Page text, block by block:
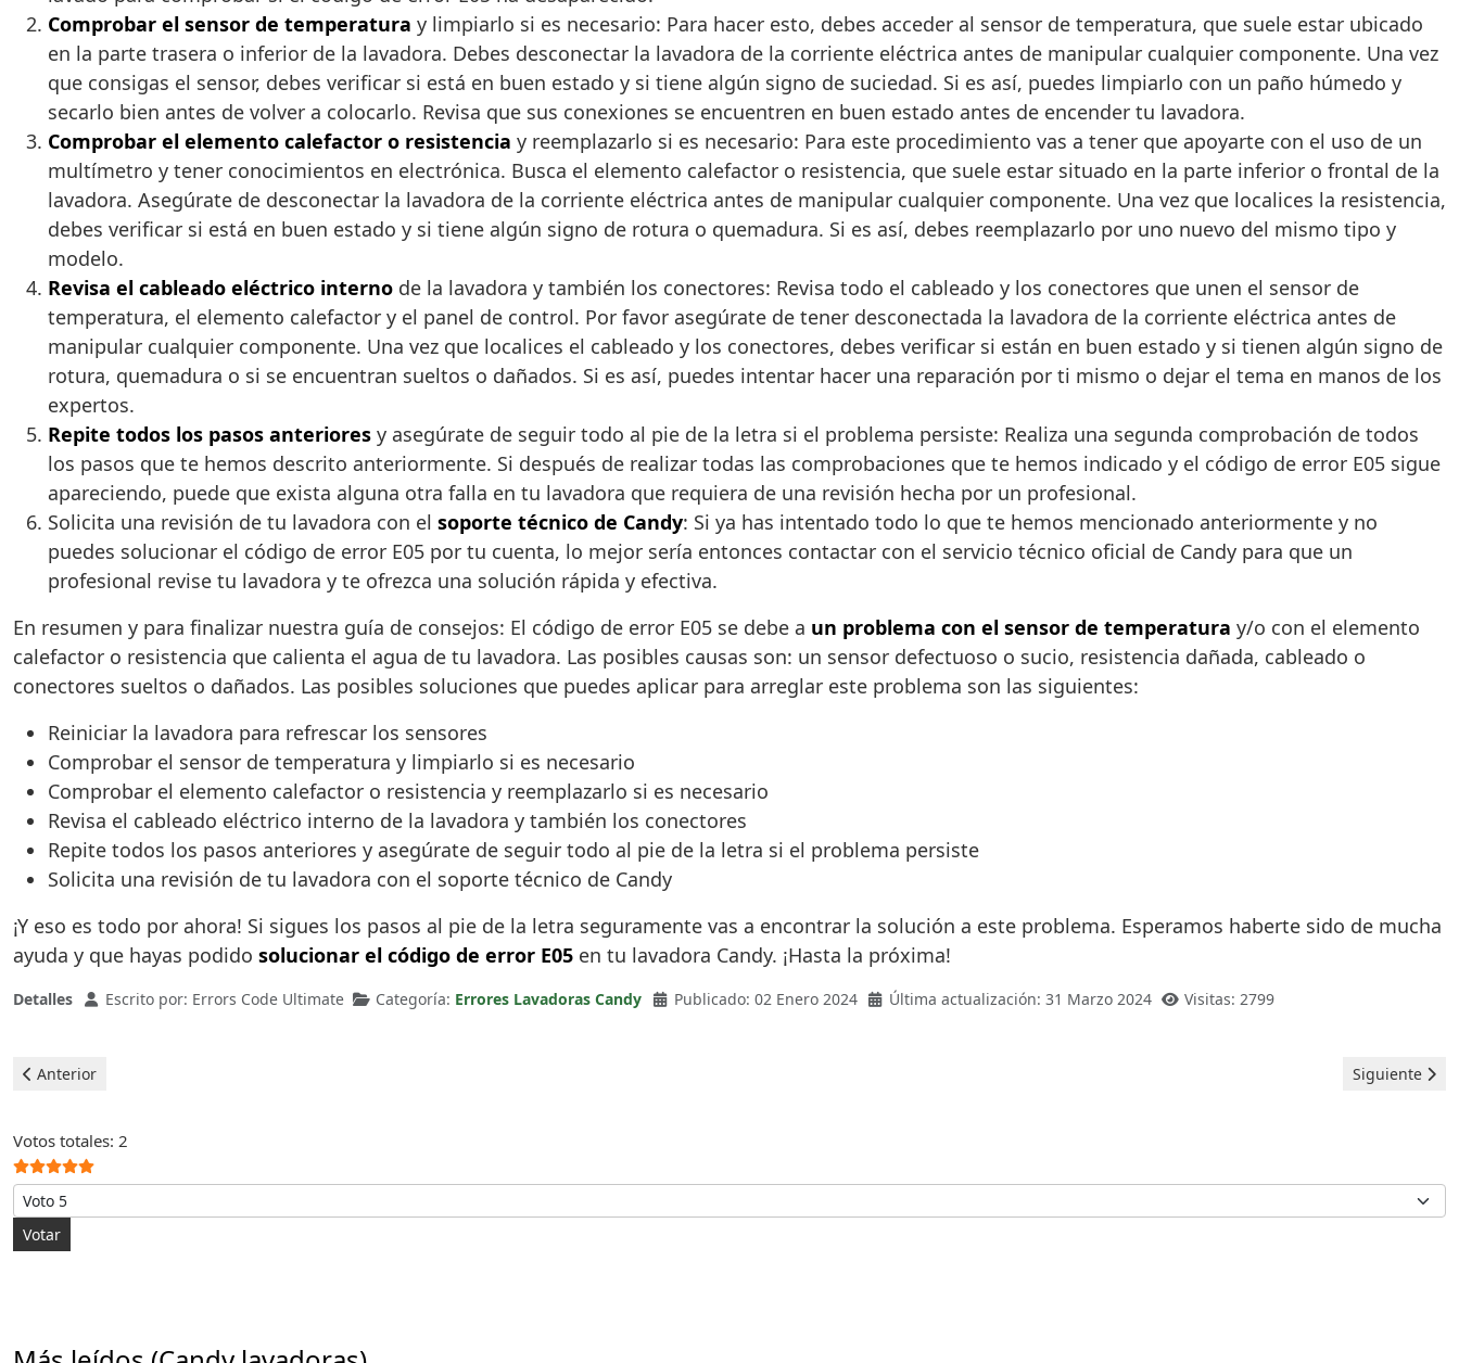
Comprobar el sensor de temperatura y limpiarlo si es necesario: Para hacer esto, debes acceder al sensor de temperatura, que suele estar ubicado
en la parte trasera o inferior de la lavadora. Debes desconectar la lavadora de la corriente eléctrica antes de manipular cualquier componente. Una vez
que consigas el sensor, debes verificar si está en buen estado y si tiene algún signo de suciedad. Si es así, puedes limpiarlo con un paño húmedo y
secarlo bien antes de volver a colocarlo. Revisa que sus conexiones se encuentren en buen estado antes de encender tu lavadora.
Comprobar el elemento calefactor o resistencia y reemplazarlo si es necesario: Para este procedimiento vas a tener que apoyarte con el uso de un
multímetro y tener conocimientos en electrónica. Busca el elemento calefactor o resistencia, que suele estar situado en la parte inferior o frontal de la
lavadora. Asegúrate de desconectar la lavadora de la corriente eléctrica antes de manipular cualquier componente. Una vez que localices la resistencia,
debes verificar si está en buen estado y si tiene algún signo de rotura o quemadura. Si es así, debes reemplazarlo por uno nuevo del mismo tipo y
modelo.
Revisa el cableado eléctrico interno de la lavadora y también los conectores: Revisa todo el cableado y los conectores que unen el sensor de
temperatura, el elemento calefactor y el panel de control. Por favor asegúrate de tener desconectada la lavadora de la corriente eléctrica antes de
manipular cualquier componente. Una vez que localices el cableado y los conectores, debes verificar si están en buen estado y si tienen algún signo de
rotura, quemadura o si se encuentran sueltos o dañados. Si es así, puedes intentar hacer una reparación por ti mismo o dejar el tema en manos de los
expertos.
Repite todos los pasos anteriores y asegúrate de seguir todo al pie de la letra si el problema persiste: Realiza una segunda comprobación de todos
los pasos que te hemos descrito anteriormente. Si después de realizar todas las comprobaciones que te hemos indicado y el código de error E05 sigue
apareciendo, puede que exista alguna otra falla en tu lavadora que requiera de una revisión hecha por un profesional.
Solicita una revisión de tu lavadora con el soporte técnico de Candy: Si ya has intentado todo lo que te hemos mencionado anteriormente y no
puedes solucionar el código de error E05 por tu cuenta, lo mejor sería entonces contactar con el servicio técnico oficial de Candy para que un
profesional revise tu lavadora y te ofrezca una solución rápida y efectiva.
En resumen y para finalizar nuestra guía de consejos: El código de error E05 se debe a un problema con el sensor de temperatura y/o con el elemento
calefactor o resistencia que calienta el agua de tu lavadora. Las posibles causas son: un sensor defectuoso o sucio, resistencia dañada, cableado o
conectores sueltos o dañados. Las posibles soluciones que puedes aplicar para arreglar este problema son las siguientes:
Reiniciar la lavadora para refrescar los sensores
Comprobar el sensor de temperatura y limpiarlo si es necesario
Comprobar el elemento calefactor o resistencia y reemplazarlo si es necesario
Revisa el cableado eléctrico interno de la lavadora y también los conectores
Repite todos los pasos anteriores y asegúrate de seguir todo al pie de la letra si el problema persiste
Solicita una revisión de tu lavadora con el soporte técnico de Candy
¡Y eso es todo por ahora! Si sigues los pasos al pie de la letra seguramente vas a encontrar la solución a este problema. Esperamos haberte sido de mucha
ayuda y que hayas podido solucionar el código de error E05 en tu lavadora Candy. ¡Hasta la próxima!
Detalles Escrito por: Errors Code Ultimate Categoría: Errores Lavadoras Candy Publicado: 02 Enero 2024 Última actualización: 31 Marzo 2024 Visitas: 2799
Artículo anterior: Candy Lavadoras - error E07
Anterior Artículo
Siguiente
Ratio: 5/5
Votos totales: 2
Por favor, vote